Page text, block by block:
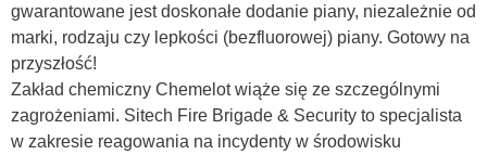
gwarantowane jest doskonałe dodanie piany, niezależnie od
marki, rodzaju czy lepkości (bezfluorowej) piany. Gotowy na
przyszłość!
Zakład chemiczny Chemelot wiąże się ze szczególnymi
zagrożeniami. Sitech Fire Brigade & Security to specjalista
w zakresie reagowania na incydenty w środowisku